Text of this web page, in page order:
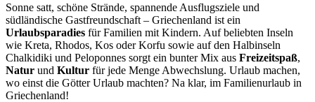
Sonne satt, schöne Strände, spannende Ausflugsziele und
südländische Gastfreundschaft – Griechenland ist ein
Urlaubsparadies für Familien mit Kindern. Auf beliebten Inseln
wie Kreta, Rhodos, Kos oder Korfu sowie auf den Halbinseln
Chalkidiki und Peloponnes sorgt ein bunter Mix aus Freizeitspaß,
Natur und Kultur für jede Menge Abwechslung. Urlaub machen,
wo einst die Götter Urlaub machten? Na klar, im Familienurlaub in
Griechenland!